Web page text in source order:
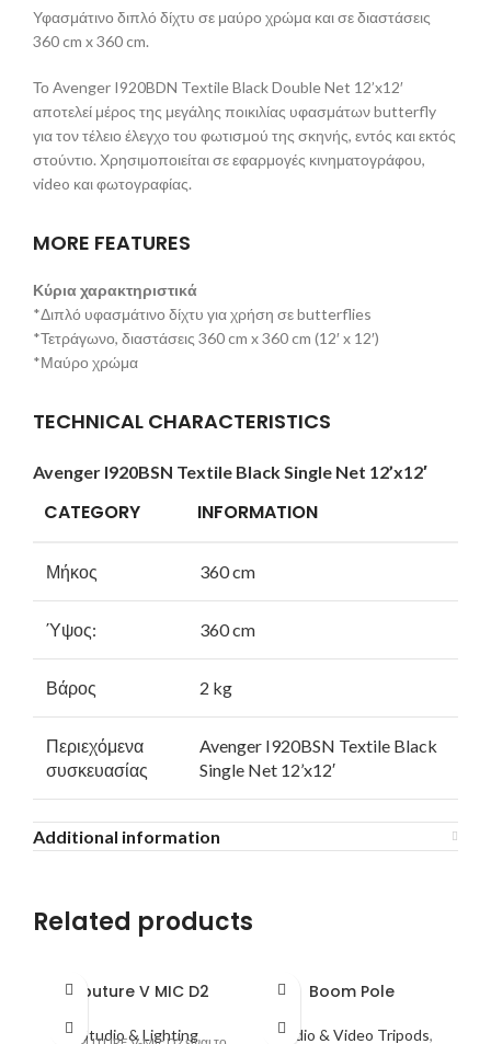
Υφασμάτινο διπλό δίχτυ σε μαύρο χρώμα και σε διαστάσεις
360 cm x 360 cm.
Το Avenger I920BDN Textile Black Double Net 12’x12′
αποτελεί μέρος της μεγάλης ποικιλίας υφασμάτων butterfly
για τον τέλειο έλεγχο του φωτισμού της σκηνής, εντός και εκτός
στούντιο. Χρησιμοποιείται σε εφαρμογές κινηματογράφου,
video και φωτογραφίας.
MORE FEATURES
Κύρια χαρακτηριστικά
*Διπλό υφασμάτινο δίχτυ για χρήση σε butterflies
*Τετράγωνο, διαστάσεις 360 cm x 360 cm (12′ x 12′)
*Μαύρο χρώμα
TECHNICAL CHARACTERISTICS
Avenger I920BSN Textile Black Single Net 12’x12′
CATEGORY INFORMATION
Μήκος 360 cm
Ύψος: 360 cm
Βάρος 2 kg
Περιεχόμενα
συσκευασίας
Avenger I920BSN Textile Black
Single Net 12’x12′
Additional information
Related products
Aputure V MIC D2
Studio & Lighting
Boom Pole
Studio & Video Tripods,